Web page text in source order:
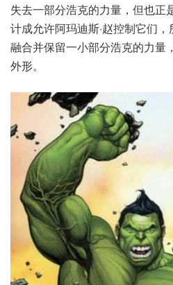
失去一部分浩克的力量，但也正
计成允许阿玛迪斯·赵控制它们
融合并保留一小部分浩克的力量
外形。